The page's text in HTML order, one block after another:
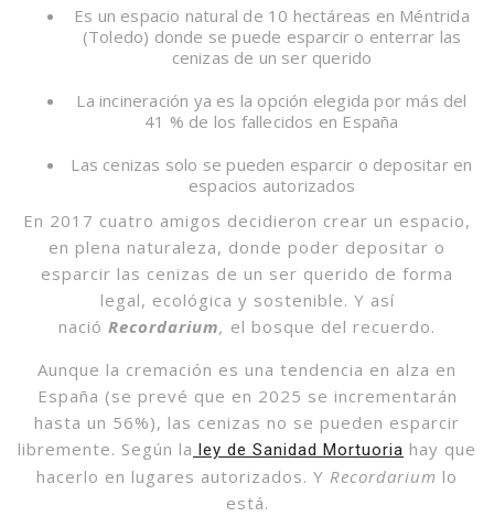
Es un espacio natural de 10 hectáreas en Méntrida
(Toledo) donde se puede esparcir o enterrar las
cenizas de un ser querido
La incineración ya es la opción elegida por más del
41 % de los fallecidos en España
Las cenizas solo se pueden esparcir o depositar en
espacios autorizados
En 2017 cuatro amigos decidieron crear un espacio,
en plena naturaleza, donde poder depositar o
esparcir las cenizas de un ser querido de forma
legal, ecológica y sostenible. Y así
nació Recordarium, el bosque del recuerdo.
Aunque la cremación es una tendencia en alza en
España (se prevé que en 2025 se incrementarán
hasta un 56%), las cenizas no se pueden esparcir
libremente. Según la ley de Sanidad Mortuoria hay que
hacerlo en lugares autorizados. Y Recordarium lo
está.